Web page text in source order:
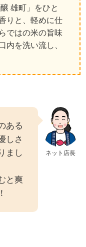
雄町」をひと
りと、軽めに仕
ではの米の旨味
内を洗い流し、
ネット店長
ある
しさ
まし
と爽